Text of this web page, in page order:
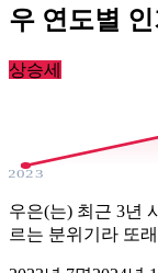
우 연도별 인
상승세
2023
우은(는) 최근 3년
르는 분위기라 또